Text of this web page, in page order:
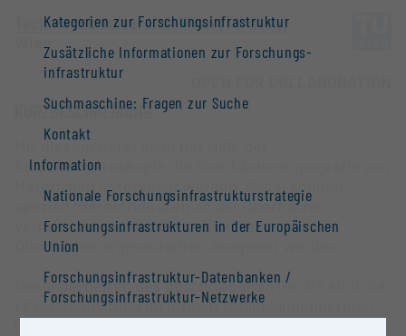
Kategorien zur Forschungs­infrastruktur
Zusätzliche Informationen zur Forschungs­
infrastruktur
Suchmaschine: Fragen zur Suche
Kontakt
Information
Nationale Forschungs­infrastruktur­strategie
Forschungs­infrastrukturen in der Europäischen
Union
Forschungs­infrastruktur-Datenbanken /
Forschungs­infrastruktur-Netzwerke
Technische Universität Wien (TU Wien)
Wien
KURZBESCHREIBUNG
Mit diesem Gerät kann mit Hilfe der
Konfokalmikroskopie die Oberflächentopografie von
Materialien untersucht werden. Dabei können
speziell Mikrostrukturen an der Oberfläche
vermessen und dreidimensionale
Oberflächeneigenschaften analysiert werden.
Besonderheiten des beschriebenen Geräts sind die
LED-Beleuchtung im grünen Wellenlängenbereich